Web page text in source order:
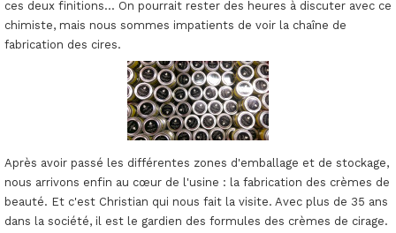
ces deux finitions... On pourrait rester des heures à discuter avec ce
chimiste, mais nous sommes impatients de voir la chaîne de
fabrication des cires.
Après avoir passé les différentes zones d'emballage et de stockage,
nous arrivons enfin au cœur de l'usine : la fabrication des crèmes de
beauté. Et c'est Christian qui nous fait la visite. Avec plus de 35 ans
dans la société, il est le gardien des formules des crèmes de cirage.